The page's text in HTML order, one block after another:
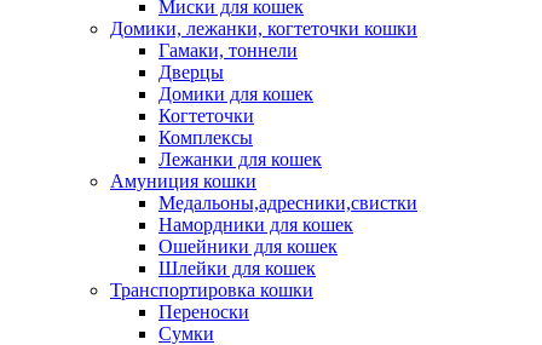
Миски для кошек
Домики, лежанки, когтеточки кошки
Гамаки, тоннели
Дверцы
Домики для кошек
Когтеточки
Комплексы
Лежанки для кошек
Амуниция кошки
Медальоны,адресники,свистки
Намордники для кошек
Ошейники для кошек
Шлейки для кошек
Транспортировка кошки
Переноски
Сумки